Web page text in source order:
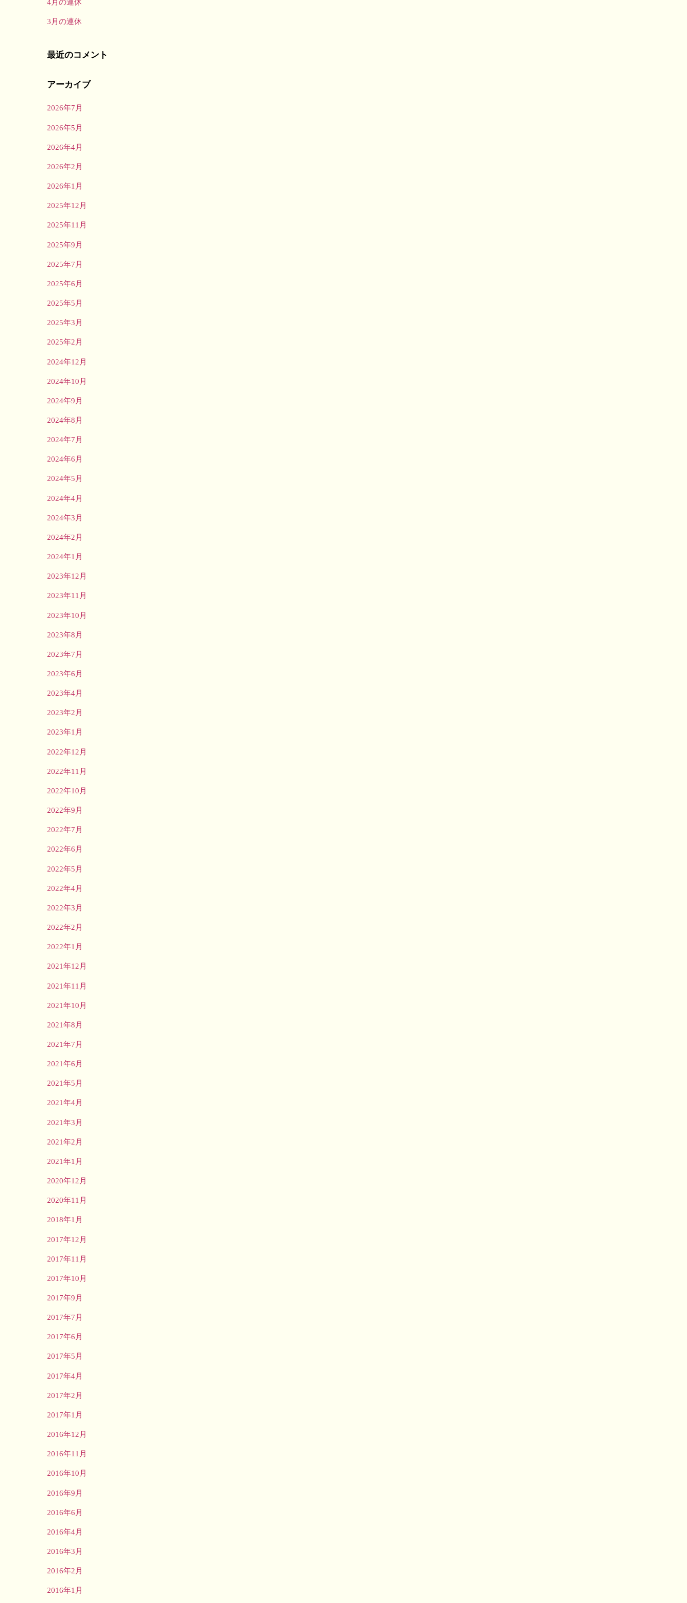
3月の連休
最近のコメント
アーカイブ
2026年7月
2026年5月
2026年4月
2026年2月
2026年1月
2025年12月
2025年11月
2025年9月
2025年7月
2025年6月
2025年5月
2025年3月
2025年2月
2024年12月
2024年10月
2024年9月
2024年8月
2024年7月
2024年6月
2024年5月
2024年4月
2024年3月
2024年2月
2024年1月
2023年12月
2023年11月
2023年10月
2023年8月
2023年7月
2023年6月
2023年4月
2023年2月
2023年1月
2022年12月
2022年11月
2022年10月
2022年9月
2022年7月
2022年6月
2022年5月
2022年4月
2022年3月
2022年2月
2022年1月
2021年12月
2021年11月
2021年10月
2021年8月
2021年7月
2021年6月
2021年5月
2021年4月
2021年3月
2021年2月
2021年1月
2020年12月
2020年11月
2018年1月
2017年12月
2017年11月
2017年10月
2017年9月
2017年7月
2017年6月
2017年5月
2017年4月
2017年2月
2017年1月
2016年12月
2016年11月
2016年10月
2016年9月
2016年6月
2016年4月
2016年3月
2016年2月
2016年1月